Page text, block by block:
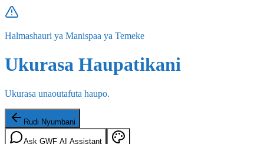
Halmashauri ya Manispaa ya Temeke
Ukurasa Haupatikani
Ukurasa unaoutafuta haupo.
Rudi Nyumbani
Ask GWF AI Assistant